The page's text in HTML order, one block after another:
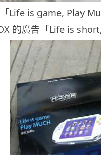
Life is game, Play
的廣告「Life is